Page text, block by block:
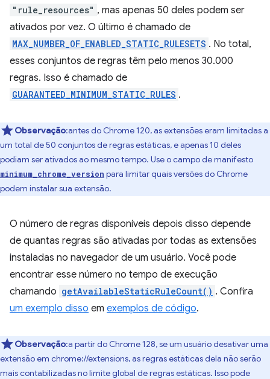
"rule_resources" , mas apenas 50 deles podem ser
ativados por vez. O último é chamado de
MAX_NUMBER_OF_ENABLED_STATIC_RULESETS . No total,
esses conjuntos de regras têm pelo menos 30.000
regras. Isso é chamado de
GUARANTEED_MINIMUM_STATIC_RULES .
Observação:antes do Chrome 120, as extensões eram limitadas a
um total de 50 conjuntos de regras estáticas, e apenas 10 deles
podiam ser ativados ao mesmo tempo. Use o campo de manifesto
minimum_chrome_version para limitar quais versões do Chrome
podem instalar sua extensão.
O número de regras disponíveis depois disso depende
de quantas regras são ativadas por todas as extensões
instaladas no navegador de um usuário. Você pode
encontrar esse número no tempo de execução
chamando getAvailableStaticRuleCount() . Confira
um exemplo disso em exemplos de código.
Observação:a partir do Chrome 128, se um usuário desativar uma
extensão em chrome://extensions, as regras estáticas dela não serão
mais contabilizadas no limite global de regras estáticas. Isso pode